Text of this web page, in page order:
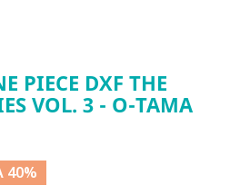
PIECE DXF THE
VOL. 3 - O-TAMA
40%